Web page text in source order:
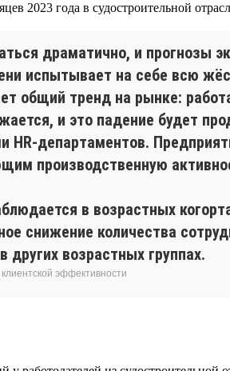
драматично, и прогнозы
испытывает на себе всю
общий тренд на рынке:
и это падение будет
департаментов.
производственную
в возрастных
снижение количества
возрастных группах.
эффективности